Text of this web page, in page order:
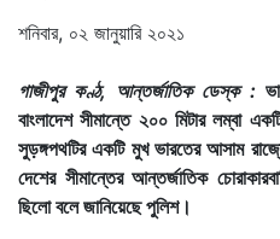
শনিবার, ০২ জানুয়ারি ২০২১
গাজীপুর কণ্ঠ, আন্তর্জাতিক ডেস্ক :
বাংলাদেশ সীমান্তে ২০০ মিটার লম্বা
সুড়ঙ্গপথটির একটি মুখ ভারতের আসাম
দেশের সীমান্তের আন্তর্জাতিক
ছিলো বলে জানিয়েছে পুলিশ।